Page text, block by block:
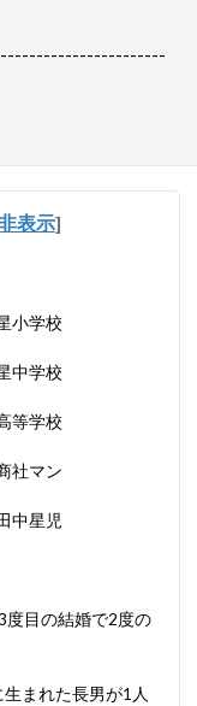
表示]
小学校
中学校
等学校
社マン
中星児
度目の結婚で2度の
まれた長男が1人